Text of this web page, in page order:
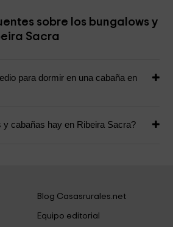
sobre los bungalows y
Sacra
para dormir en una cabaña en
y cabañas hay en Ribeira Sacra?
Blog Casasrurales.net
Equipo editorial